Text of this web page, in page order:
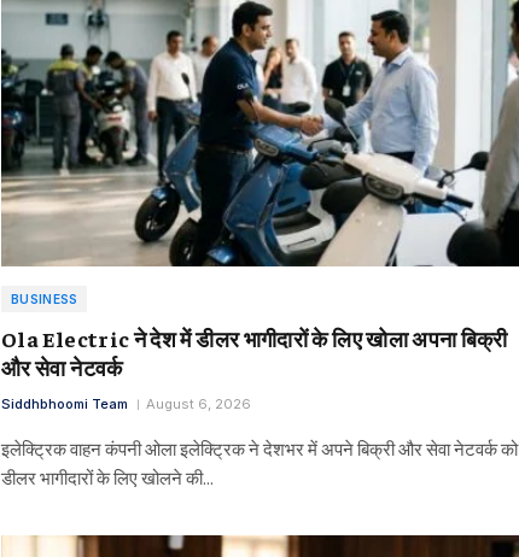
BUSINESS
Ola Electric ने देश में डीलर भागीदारों के लिए खोला अपना बिक्री
और सेवा नेटवर्क
Siddhbhoomi Team August 6, 2026
इलेक्ट्रिक वाहन कंपनी ओला इलेक्ट्रिक ने देशभर में अपने बिक्री और सेवा नेटवर्क को
डीलर भागीदारों के लिए खोलने की…